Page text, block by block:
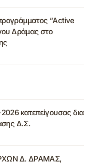
“Active
Δράμας στο
κατεπείγουσας δια
Δ.Σ.
Δ. ΔΡΑΜΑΣ,